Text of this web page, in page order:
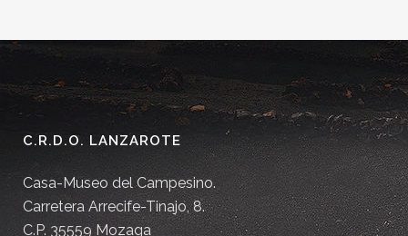
C.R.D.O. LANZAROTE
Casa-Museo del Campesino.
Carretera Arrecife-Tinajo, 8.
C.P. 35559 Mozaga